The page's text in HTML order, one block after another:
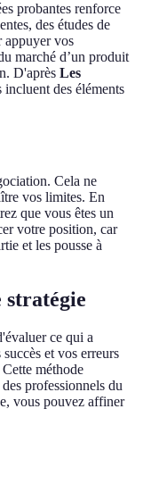
probantes renforce
des études de
appuyer vos
marché d’un produit
D'après Les
incluent des éléments
Cela ne
vos limites. En
que vous êtes un
votre position, car
et les pousse à
stratégie
ce qui a
et vos erreurs
méthode
professionnels du
vous pouvez affiner